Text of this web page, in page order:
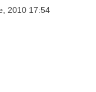
2010 17:54